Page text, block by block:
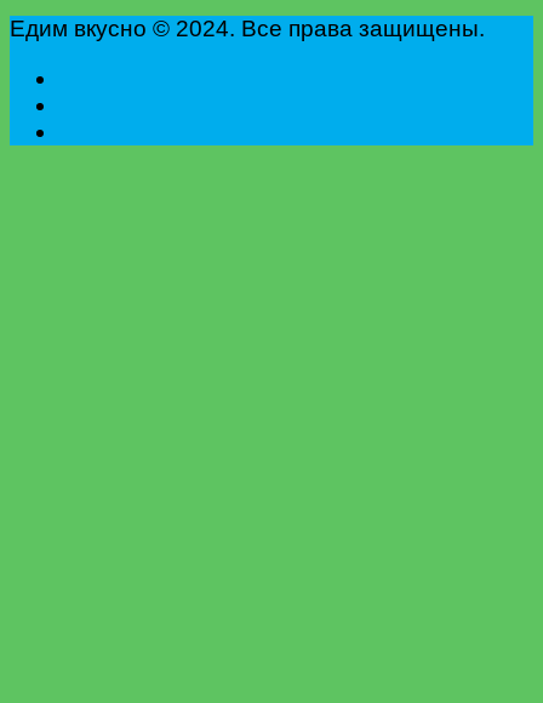
Едим вкусно © 2024. Все права защищены.